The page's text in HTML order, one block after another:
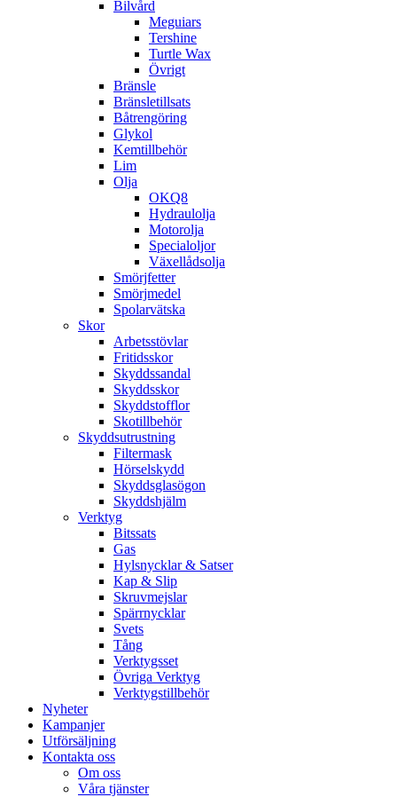
Bilvård
Meguiars
Tershine
Turtle Wax
Övrigt
Bränsle
Bränsletillsats
Båtrengöring
Glykol
Kemtillbehör
Lim
Olja
OKQ8
Hydraulolja
Motorolja
Specialoljor
Växellådsolja
Smörjfetter
Smörjmedel
Spolarvätska
Skor
Arbetsstövlar
Fritidsskor
Skyddssandal
Skyddsskor
Skyddstofflor
Skotillbehör
Skyddsutrustning
Filtermask
Hörselskydd
Skyddsglasögon
Skyddshjälm
Verktyg
Bitssats
Gas
Hylsnycklar & Satser
Kap & Slip
Skruvmejslar
Spärrnycklar
Svets
Tång
Verktygsset
Övriga Verktyg
Verktygstillbehör
Nyheter
Kampanjer
Utförsäljning
Kontakta oss
Om oss
Våra tjänster